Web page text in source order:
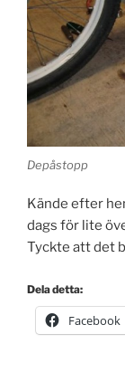
Depåstopp
Kände efter
dags för lite
Tyckte att det
Dela detta:
Facebook